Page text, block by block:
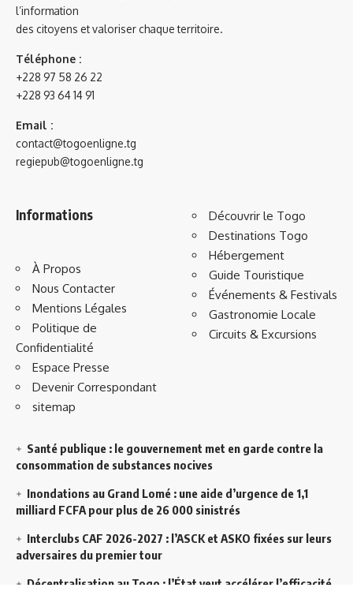
l’information
des citoyens et valoriser chaque territoire.
Téléphone :
+228 97 58 26 22
+228 93 64 14 91
Email :
contact@togoenligne.tg
regiepub@togoenligne.tg
Informations
À Propos
Nous Contacter
Mentions Légales
Politique de
Confidentialité
Espace Presse
Devenir Correspondant
sitemap
Découvrir le Togo
Destinations Togo
Hébergement
Guide Touristique
Événements & Festivals
Gastronomie Locale
Circuits & Excursions
Santé publique : le gouvernement met en garde contre la
consommation de substances nocives
Inondations au Grand Lomé : une aide d’urgence de 1,1
milliard FCFA pour plus de 26 000 sinistrés
Interclubs CAF 2026-2027 : l’ASCK et ASKO fixées sur leurs
adversaires du premier tour
Décentralisation au Togo : l’État veut accélérer l’efficacité